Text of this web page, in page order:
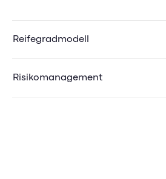
Reifegradmodell
Risikomanagement